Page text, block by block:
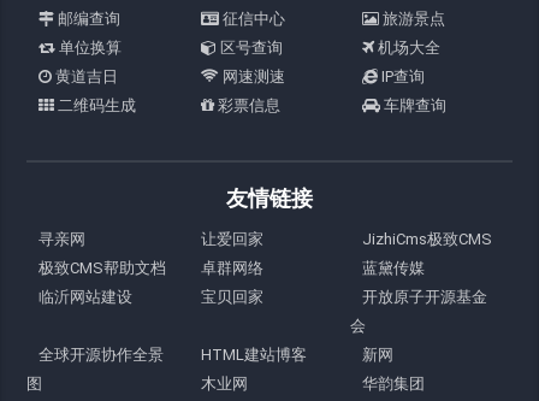
邮编查询
征信中心
旅游景点
单位换算
区号查询
机场大全
黄道吉日
网速测速
IP查询
二维码生成
彩票信息 车牌查询
友情链接
寻亲网 让爱回家
JizhiCms极致CMS
极致CMS帮助文档
卓群网络
蓝黛传媒
临沂网站建设
宝贝回家
开放原子开源基金
会
全球开源协作全景
图
HTML建站博客
新网
木业网
华韵集团